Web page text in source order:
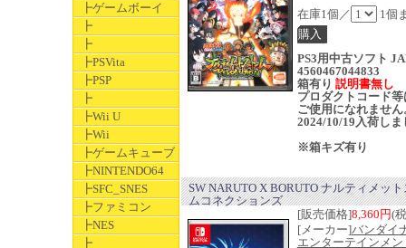
┣ゲームボーイ
┣
┣
┣PSVita
┣PSP
┣
┣Wii U
┣Wii
┣ゲームキューブ
┣NINTENDO64
┣SFC_SNES
┣ファミコン
┣NES
┣
在庫1個／ 1個
PS3用中古ソフト
4560467044833
箱有り 説明書無し
プロダクトコード
ご使用になれません
2024/10/19入荷しま
※箱キズ有り
SW NARUTO X BORUTO ナルティメッ
ムコネクションズ
[販売価格]8,360円(
[メーカー]バンダイ
エンターテインメン